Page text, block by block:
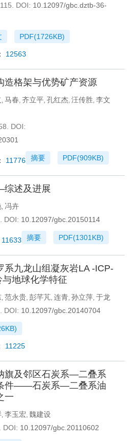
DOI: 10.12097/gbc.dztb-36-
PDF(1726KB)
12563
造格架与优势矿产资源
, 马春, 齐立平, 孔红杰, 汪传胜, 李文
DOI:
摘要 PDF(909KB)
11776
述及进展
, 冯卉
DOI: 10.12097/gbc.20150114
摘要 PDF(1301KB)
11633
系九龙山组凝灰岩LA -ICP-
地球化学特征
, 范永贵, 彭芊芃, 连青, 孙立萍, 于龙
DOI: 10.12097/gbc.20140704
)
11225
旗及邻区石炭系—二叠系
件——石炭系—二叠系油
一
, 李玉宏, 魏建设
DOI: 10.12097/gbc.20110602